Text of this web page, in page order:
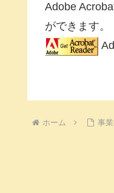
Adobe
ができます。
ホーム 事